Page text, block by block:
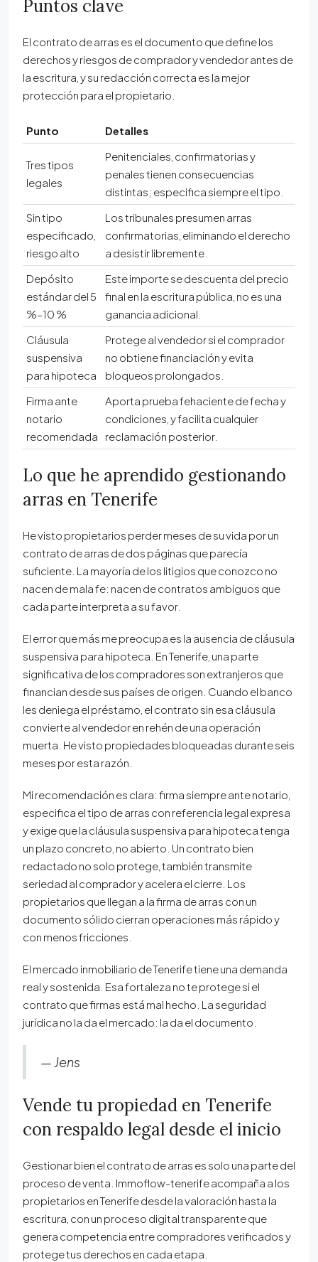
Puntos clave
El contrato de arras es el documento que define los
derechos y riesgos de comprador y vendedor antes de
la escritura, y su redacción correcta es la mejor
protección para el propietario.
Punto Detalles
Tres tipos
legales
Penitenciales, confirmatorias y
penales tienen consecuencias
distintas; especifica siempre el tipo.
Sin tipo
especificado,
riesgo alto
Los tribunales presumen arras
confirmatorias, eliminando el derecho
a desistir libremente.
Depósito
estándar del 5
%–10 %
Este importe se descuenta del precio
final en la escritura pública, no es una
ganancia adicional.
Cláusula
suspensiva
para hipoteca
Protege al vendedor si el comprador
no obtiene financiación y evita
bloqueos prolongados.
Firma ante
notario
recomendada
Aporta prueba fehaciente de fecha y
condiciones, y facilita cualquier
reclamación posterior.
Lo que he aprendido gestionando
arras en Tenerife
He visto propietarios perder meses de su vida por un
contrato de arras de dos páginas que parecía
suficiente. La mayoría de los litigios que conozco no
nacen de mala fe: nacen de contratos ambiguos que
cada parte interpreta a su favor.
El error que más me preocupa es la ausencia de cláusula
suspensiva para hipoteca. En Tenerife, una parte
significativa de los compradores son extranjeros que
financian desde sus países de origen. Cuando el banco
les deniega el préstamo, el contrato sin esa cláusula
convierte al vendedor en rehén de una operación
muerta. He visto propiedades bloqueadas durante seis
meses por esta razón.
Mi recomendación es clara: firma siempre ante notario,
especifica el tipo de arras con referencia legal expresa
y exige que la cláusula suspensiva para hipoteca tenga
un plazo concreto, no abierto. Un contrato bien
redactado no solo protege, también transmite
seriedad al comprador y acelera el cierre. Los
propietarios que llegan a la firma de arras con un
documento sólido cierran operaciones más rápido y
con menos fricciones.
El mercado inmobiliario de Tenerife tiene una demanda
real y sostenida. Esa fortaleza no te protege si el
contrato que firmas está mal hecho. La seguridad
jurídica no la da el mercado: la da el documento.
— Jens
Vende tu propiedad en Tenerife
con respaldo legal desde el inicio
Gestionar bien el contrato de arras es solo una parte del
proceso de venta. Immoflow-tenerife acompaña a los
propietarios en Tenerife desde la valoración hasta la
escritura, con un proceso digital transparente que
genera competencia entre compradores verificados y
protege tus derechos en cada etapa.